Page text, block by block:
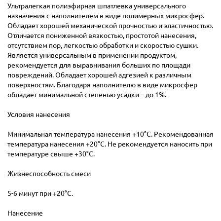
Ультралегкая полиэфирная шпатлевка универсального
назначения с наполнителем в виде полимерных микросфер.
Обладает хорошей механической прочностью и эластичностью.
Отличается пониженной вязкостью, простотой нанесения,
отсутствием пор, легкостью обработки и скоростью сушки.
Является универсальным в применении продуктом,
рекомендуется для выравнивания больших по площади
повреждений. Обладает хорошей адгезией к различным
поверхностям. Благодаря наполнителю в виде микросфер
обладает минимальной степенью усадки – до 1%.
Условия нанесения
Минимальная температура нанесения +10°С. Рекомендованная
температура нанесения +20°С. Не рекомендуется наносить при
температуре свыше +30°С.
Жизнеспособность смеси
5-6 минут при +20°С.
Нанесение